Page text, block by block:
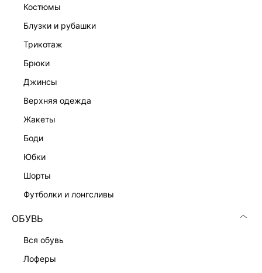
костюмы
блузки и рубашки
трикотаж
брюки
джинсы
верхняя одежда
жакеты
боди
юбки
шорты
футболки и лонгсливы
ОБУВЬ
вся обувь
лоферы